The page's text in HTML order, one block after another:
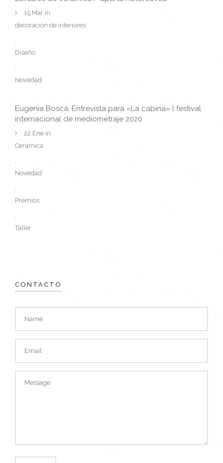
15 Mar in
decoración de interiores
,
Diseño
,
Novedad
Eugenia Boscá. Entrevista para «La cabina» l festival
internacional de mediometraje 2020
22 Ene in
Cerámica
,
Novedad
,
Premios
,
Taller
CONTACTO